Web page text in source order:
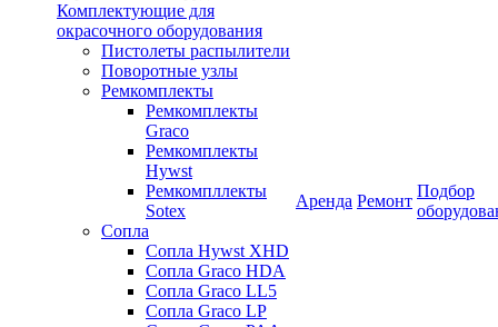
Комплектующие для
окрасочного оборудования
Пистолеты распылители
Поворотные узлы
Ремкомплекты
Ремкомплекты
Graco
Ремкомплекты
Hywst
Ремкомпллекты
Sotex
Сопла
Сопла Hywst XHD
Сопла Graco HDA
Сопла Graco LL5
Сопла Graco LP
Аренда Ремонт
Подбор